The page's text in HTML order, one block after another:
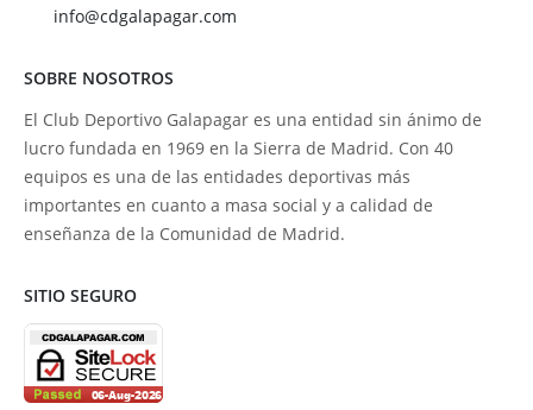
info@cdgalapagar.com
SOBRE NOSOTROS
El Club Deportivo Galapagar es una entidad sin ánimo de
lucro fundada en 1969 en la Sierra de Madrid. Con 40
equipos es una de las entidades deportivas más
importantes en cuanto a masa social y a calidad de
enseñanza de la Comunidad de Madrid.
SITIO SEGURO